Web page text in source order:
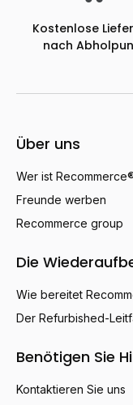
Kostenlose
nach
Über uns
Wer ist
Freunde werben
Recommerce group
Die
Wie bereitet
Der Refurbished-
Benötigen Sie
Kontaktieren Sie uns